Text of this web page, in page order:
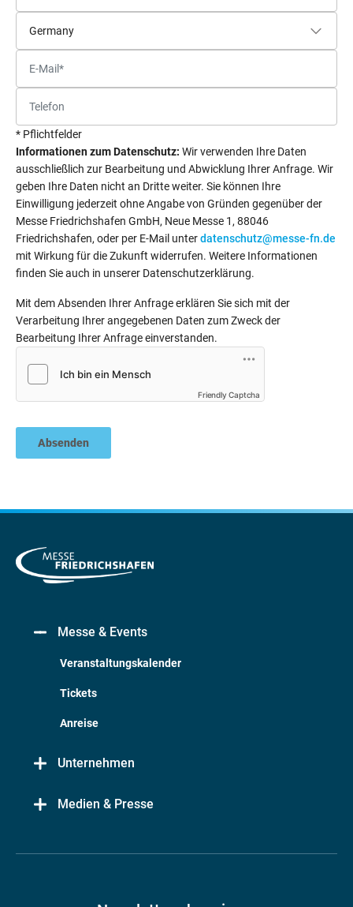
* Pflichtfelder
Informationen zum Datenschutz: Wir verwenden Ihre Daten
ausschließlich zur Bearbeitung und Abwicklung Ihrer Anfrage. Wir
geben Ihre Daten nicht an Dritte weiter. Sie können Ihre
Einwilligung jederzeit ohne Angabe von Gründen gegenüber der
Messe Friedrichshafen GmbH, Neue Messe 1, 88046
Friedrichshafen, oder per E-Mail unterdatenschutz@messe-fn.de
mit Wirkung für die Zukunft widerrufen. Weitere Informationen
finden Sie auch in unserer Datenschutzerklärung.
Mit dem Absenden Ihrer Anfrage erklären Sie sich mit der
Verarbeitung Ihrer angegebenen Daten zum Zweck der
Bearbeitung Ihrer Anfrage einverstanden.
Friendly Captcha
Absenden
Messe & Events
Veranstaltungskalender
Tickets
Anreise
Unternehmen
Medien & Presse